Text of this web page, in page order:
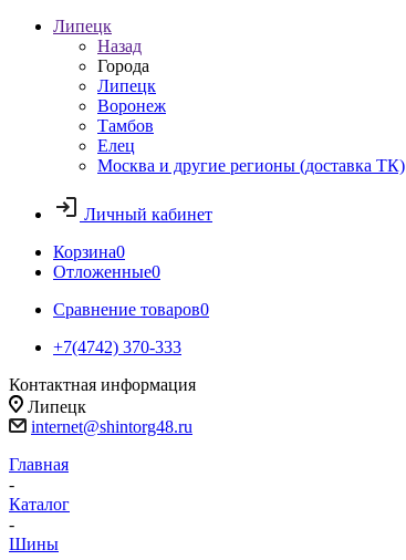
Липецк
Назад
Города
Липецк
Воронеж
Тамбов
Елец
Москва и другие регионы (доставка ТК)
Личный кабинет
Корзина0
Отложенные0
Сравнение товаров0
+7(4742) 370-333
Контактная информация
Липецк
internet@shintorg48.ru
Главная
-
Каталог
-
Шины